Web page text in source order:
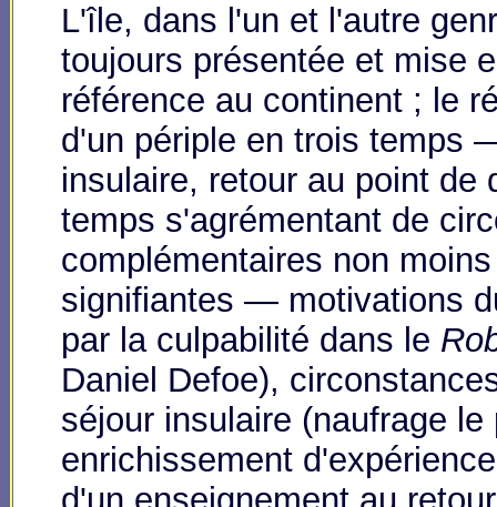
L'île, dans l'un et l'autre
toujours présentée et mise
référence au continent ; le
d'un périple en trois temps
insulaire, retour au point
temps s'agrémentant de
complémentaires non moins
signifiantes — motivations
par la culpabilité dans le
Daniel Defoe),
séjour insulaire (naufrage
enrichissement